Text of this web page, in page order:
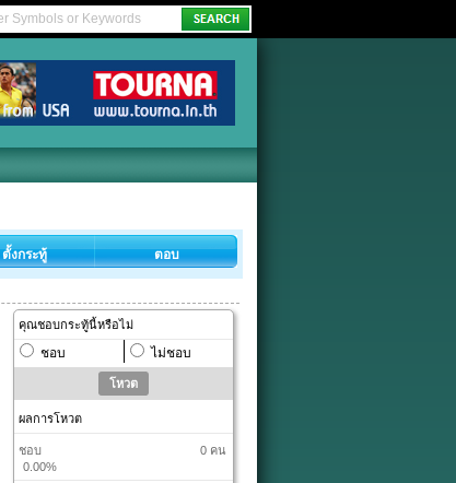
ตั้งกระทู้ ตอบ
คุณชอบกระทู้นี้หรือไม่
ชอบ ไม่ชอบ
ผลการโหวต
ชอบ
0.00%
0 คน